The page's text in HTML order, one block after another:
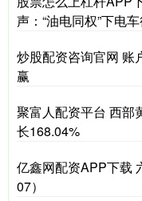
声：“油电同权”下电
炒股配资咨询官网 账
赢
聚富人配资平台 西部
长168.04%
亿鑫网配资APP下载
07）